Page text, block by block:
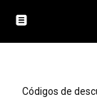
Códigos de